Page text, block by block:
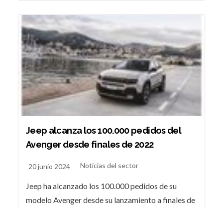
Jeep alcanza los 100.000 pedidos del
Avenger desde finales de 2022
20 junio 2024 Noticias del sector
Jeep ha alcanzado los 100.000 pedidos de su
modelo Avenger desde su lanzamiento a finales de